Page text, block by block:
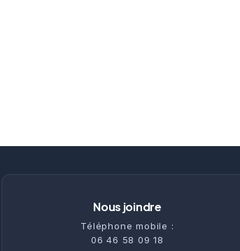
Nous joindre
Téléphone mobile :
06 46 58 09 18